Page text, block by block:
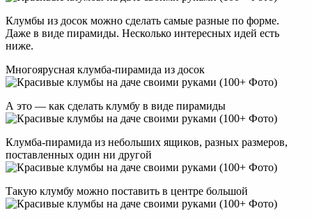
Клумбы из досок можно сделать самые разные по форме.
Даже в виде пирамиды. Несколько интересных идей есть
ниже.
Многоярусная клумба-пирамида из досок
А это — как сделать клумбу в виде пирамиды
Клумба-пирамида из небольших ящиков, разных размеров,
поставленных один ни другой
Такую клумбу можно поставить в центре большой